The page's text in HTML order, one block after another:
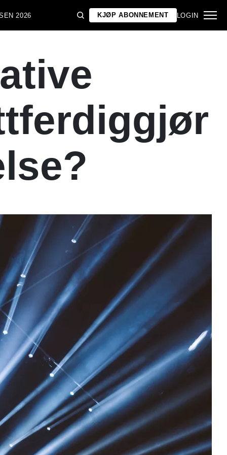
2026 KJØP ABONNEMENT LOGIN